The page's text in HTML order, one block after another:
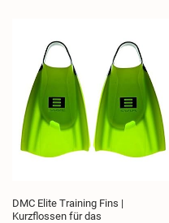
Varianten
auf.
Optionen
können
der
werden
DMC Elite Training Fins |
Kurzflossen für das